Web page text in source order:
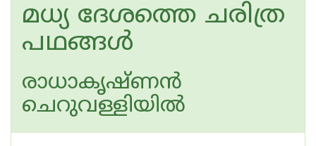
മധ്യ ദേശത്തെ ചരിത്ര
പഥങ്ങള്‍
രാധാകൃഷ്ണന്‍
ചെറുവള്ളിയില്‍